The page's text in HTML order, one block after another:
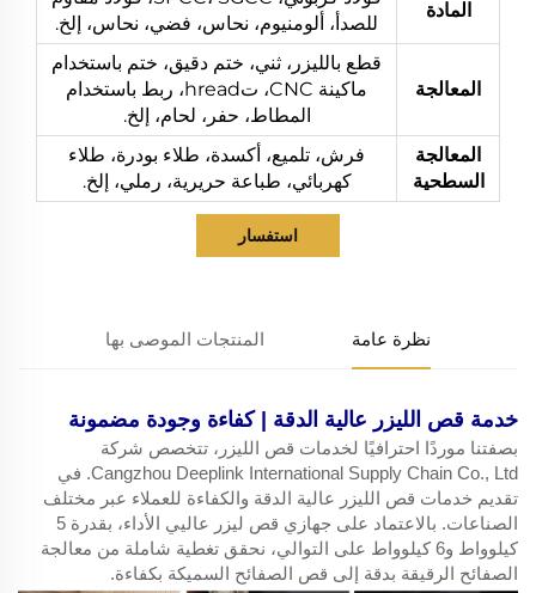
المادة
للصدأ، ألومنيوم، نحاس، فضي، نحاس، إلخ.
المعالجة
قطع بالليزر، ثني، ختم دقيق، ختم باستخدام
ماكينة CNC، تhread، ربط باستخدام
المطاط، حفر، لحام، إلخ.
المعالجة
السطحية
فرش، تلميع، أكسدة، طلاء بودرة، طلاء
كهربائي، طباعة حريرية، رملي، إلخ.
استفسار
نظرة عامة المنتجات الموصى بها
خدمة قص الليزر عالية الدقة | كفاءة وجودة مضمونة
بصفتنا موردًا احترافيًا لخدمات قص الليزر، تتخصص شركة
Cangzhou Deeplink International Supply Chain Co., Ltd. في
تقديم خدمات قص الليزر عالية الدقة والكفاءة للعملاء عبر مختلف
الصناعات. بالاعتماد على جهازي قص ليزر عاليي الأداء، بقدرة 5
كيلوواط و6 كيلوواط على التوالي، نحقق تغطية شاملة من معالجة
الصفائح الرقيقة بدقة إلى قص الصفائح السميكة بكفاءة.